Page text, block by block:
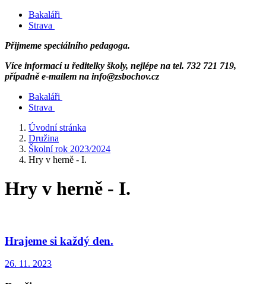
Bakaláři
Strava
Přijmeme speciálního pedagoga.
Více informací u ředitelky školy, nejlépe na tel. 732 721 719,
případně e-mailem na info@zsbochov.cz
Bakaláři
Strava
Úvodní stránka
Družina
Školní rok 2023/2024
Hry v herně - I.
Hry v herně - I.
Hrajeme si každý den.
26. 11. 2023